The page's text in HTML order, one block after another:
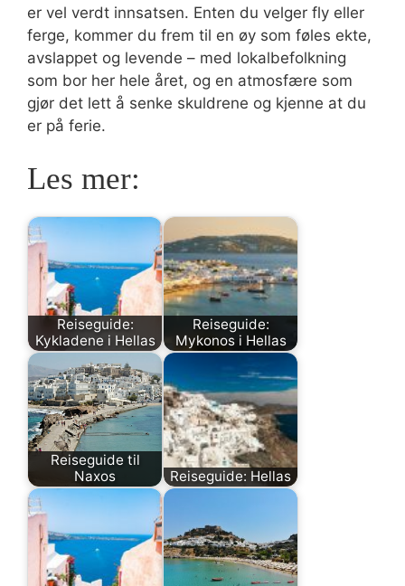
er vel verdt innsatsen. Enten du velger fly eller
ferge, kommer du frem til en øy som føles ekte,
avslappet og levende – med lokalbefolkning
som bor her hele året, og en atmosfære som
gjør det lett å senke skuldrene og kjenne at du
er på ferie.
Les mer:
Reiseguide:
Kykladene i Hellas
Reiseguide:
Mykonos i Hellas
Reiseguide til
Naxos
Reiseguide: Hellas